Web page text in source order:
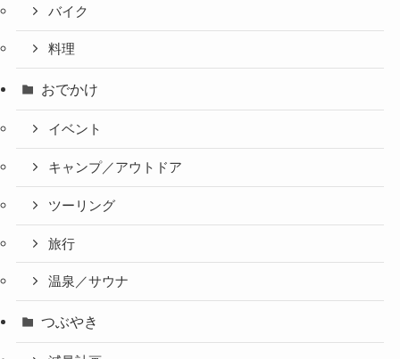
バイク
料理
おでかけ
イベント
キャンプ／アウトドア
ツーリング
旅行
温泉／サウナ
つぶやき